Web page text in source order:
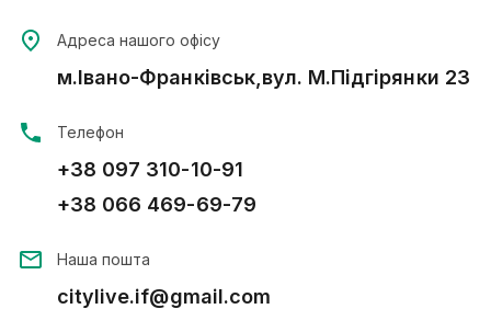
Адреса нашого офісу
м.Івано-Франківськ,вул. М.Підгірянки 23
Телефон
+38 097 310-10-91
+38 066 469-69-79
Наша пошта
citylive.if@gmail.com